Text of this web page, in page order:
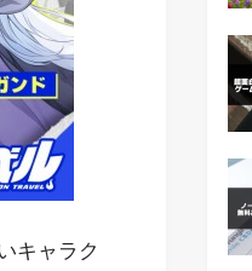
キャラク